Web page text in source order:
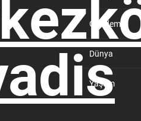
Gündem
Dünya
Yaşam